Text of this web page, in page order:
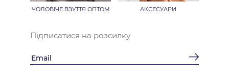
Підписатися на розсилку
ЧОЛОВІЧЕ ВЗУТТЯ ОПТОМ АКСЕСУАРИ